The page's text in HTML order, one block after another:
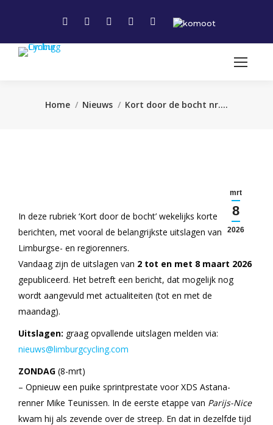
Facebook
window
Instagram
window
Linkedin
windowwindow
YouTube
window
Je bent hier:
Home Nieuws Kort door de bocht nr.…
mrt
8
2026
In deze rubriek ‘Kort door de bocht’ wekelijks korte
berichten, met vooral de belangrijkste uitslagen van de
Limburgse- en regiorenners.
Vandaag zijn de uitslagen van 2 tot en met 8 maart 2026
gepubliceerd. Het betreft een bericht, dat mogelijk nog
wordt aangevuld met actualiteiten (tot en met de
maandag).
Uitslagen: graag opvallende uitslagen melden via:
nieuws@limburgcycling.com
ZONDAG (8-mrt)
– Opnieuw een puike sprintprestate voor XDS Astana-
renner Mike Teunissen. In de eerste etappe van Parijs-Nice
kwam hij als zevende over de streep. En dat in dezelfde tijd